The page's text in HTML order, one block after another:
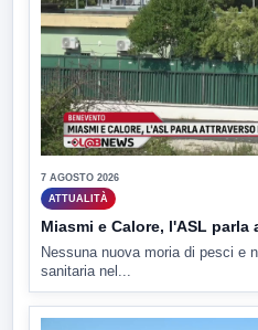
7 AGOSTO 2026
ATTUALITÀ
Miasmi e Calore, l'ASL
Nessuna nuova moria di pesci e
sanitaria nel...